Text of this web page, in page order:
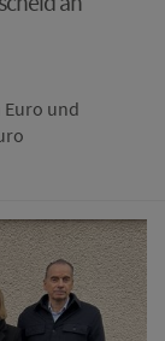
und